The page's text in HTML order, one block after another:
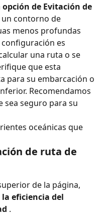
opción de Evitación de
contorno de
menos profundas
es
una ruta o se
que esta
para su embarcación o
Recomendamos
sea seguro para su
oceánicas que
de ruta de
de la página,
la eficiencia del
.